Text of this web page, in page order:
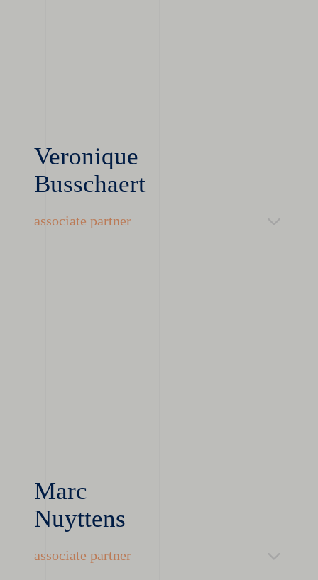
Veronique
Busschaert
associate partner
Marc
Nuyttens
associate partner